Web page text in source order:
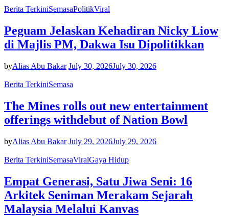
Berita TerkiniSemasaPolitikViral
Peguam Jelaskan Kehadiran Nicky Liow
di Majlis PM, Dakwa Isu Dipolitikkan
byAlias Abu Bakar July 30, 2026July 30, 2026
Berita TerkiniSemasa
The Mines rolls out new entertainment
offerings withdebut of Nation Bowl
byAlias Abu Bakar July 29, 2026July 29, 2026
Berita TerkiniSemasaViralGaya Hidup
Empat Generasi, Satu Jiwa Seni: 16
Arkitek Seniman Merakam Sejarah
Malaysia Melalui Kanvas